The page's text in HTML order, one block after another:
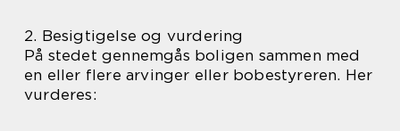
2. Besigtigelse og vurdering
På stedet gennemgås boligen sammen med
en eller flere arvinger eller bobestyreren. Her
vurderes: